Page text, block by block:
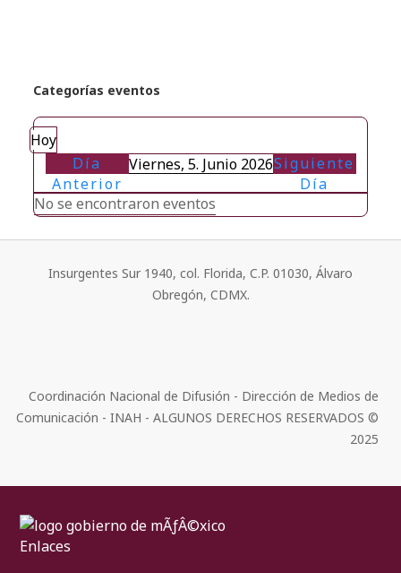
Categorías eventos
Hoy
Día
Anterior
Viernes, 5. Junio 2026Siguiente
Día
No se encontraron eventos
Insurgentes Sur 1940, col. Florida, C.P. 01030, Álvaro
Obregón, CDMX.
Coordinación Nacional de Difusión - Dirección de Medios de
Comunicación - INAH - ALGUNOS DERECHOS RESERVADOS ©
2025
Enlaces